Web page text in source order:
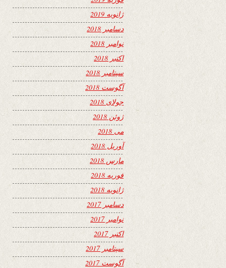
ژانویه 2019
دسامبر 2018
نوامبر 2018
اکتبر 2018
سپتامبر 2018
آگوست 2018
جولای 2018
ژوئن 2018
می 2018
آوریل 2018
مارس 2018
فوریه 2018
ژانویه 2018
دسامبر 2017
نوامبر 2017
اکتبر 2017
سپتامبر 2017
آگوست 2017